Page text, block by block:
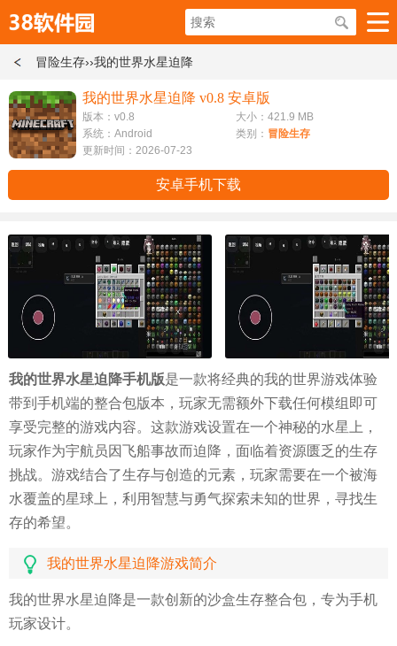
冒险生存››我的世界水星迫降
我的世界水星迫降 v0.8 安卓版
版本：v0.8
大小：421.9 MB
系统：Android
类别： 冒险生存
更新时间：2026-07-23
安卓手机下载
我的世界水星迫降手机版是一款将经典的我的世界游戏体验
带到手机端的整合包版本，玩家无需额外下载任何模组即可
享受完整的游戏内容。这款游戏设置在一个神秘的水星上，
玩家作为宇航员因飞船事故而迫降，面临着资源匮乏的生存
挑战。游戏结合了生存与创造的元素，玩家需要在一个被海
水覆盖的星球上，利用智慧与勇气探索未知的世界，寻找生
存的希望。
我的世界水星迫降游戏简介
我的世界水星迫降是一款创新的沙盒生存整合包，专为手机
玩家设计。